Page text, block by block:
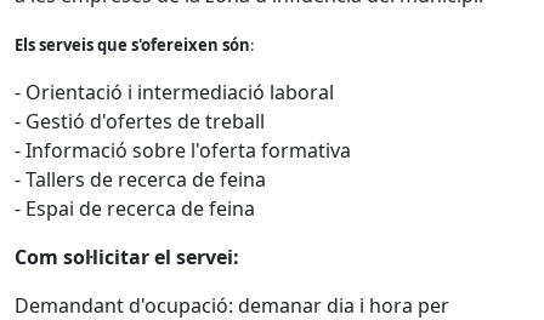
Els serveis que s'ofereixen són:
- Orientació i intermediació laboral
- Gestió d'ofertes de treball
- Informació sobre l'oferta formativa
- Tallers de recerca de feina
- Espai de recerca de feina
Com sol·licitar el servei:
Demandant d'ocupació: demanar dia i hora per